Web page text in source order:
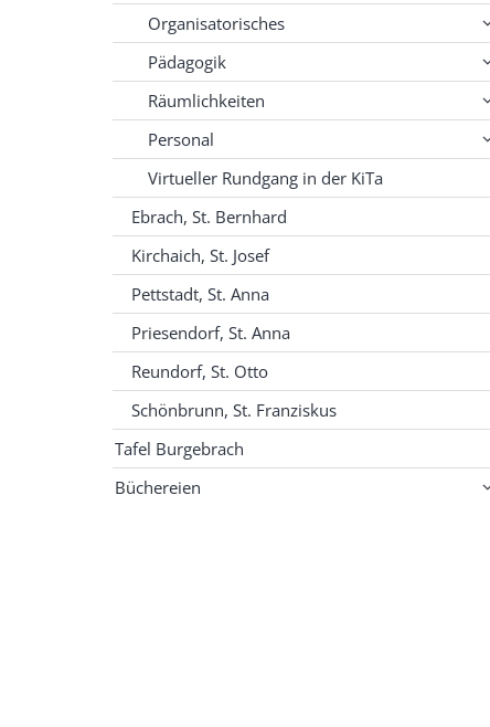
Organisatorisches
Pädagogik
Räumlichkeiten
Personal
Virtueller Rundgang in der KiTa
Ebrach, St. Bernhard
Kirchaich, St. Josef
Pettstadt, St. Anna
Priesendorf, St. Anna
Reundorf, St. Otto
Schönbrunn, St. Franziskus
Tafel Burgebrach
Büchereien